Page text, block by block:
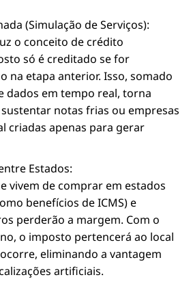
(Simulação de Serviços):
o conceito de crédito
só é creditado se for
na etapa anterior. Isso, somado
dados em tempo real, torna
notas frias ou empresas
criadas apenas para gerar
Estados:
vivem de comprar em estados
benefícios de ICMS) e
perderão a margem. Com o
o imposto pertencerá ao local
eliminando a vantagem
artificiais.